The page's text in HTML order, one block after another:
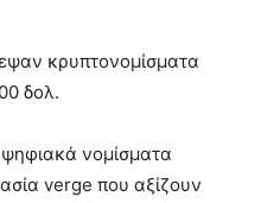
κρυπτονομίσματα
δολ.
νομίσματα
verge που αξίζουν